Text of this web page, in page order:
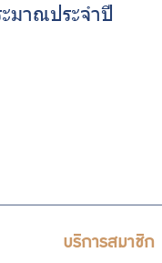
มาณประจำปี
บริการสมาชิก